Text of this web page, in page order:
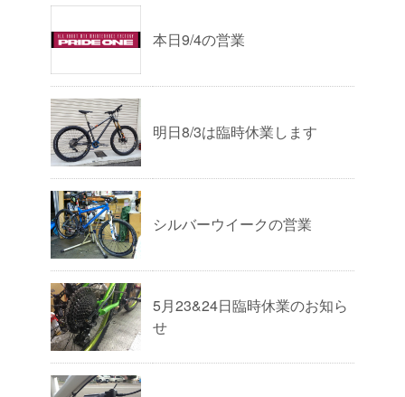
本日9/4の営業
明日8/3は臨時休業します
シルバーウイークの営業
5月23&24日臨時休業のお知ら
せ